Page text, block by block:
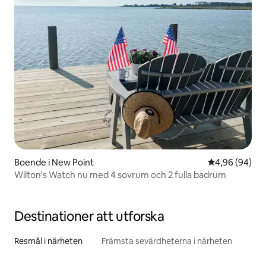
Boende i New Point 4,96 av 5 i
4,96 (94)
Wilton's Watch nu med 4 sovrum och 2 fulla badrum
Destinationer att utforska
Resmål i närheten Främsta sevärdheterna i närheten